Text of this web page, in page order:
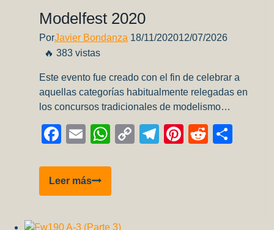
Modelfest 2020
PorJavier Bondanza 18/11/202012/07/2026
🔥 383 vistas
Este evento fue creado con el fin de celebrar a
aquellas categorías habitualmente relegadas en
los concursos tradicionales de modelismo…
Facebook
EmailWhatsApp
CopyTelegram
Pinterest
Reddit
Leer másSci
Fi
Vehículos